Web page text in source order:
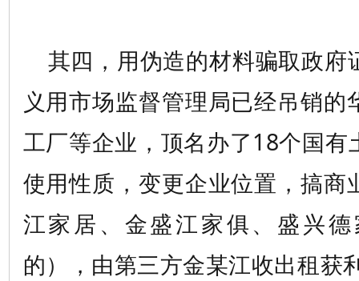
其四，用伪造的材料骗取政府
义用市场监督管理局已经吊销的
工厂等企业，顶名办了18个国有
使用性质，变更企业位置，搞商
江家居、金盛江家俱、盛兴
的），由第三方金某江收出租获